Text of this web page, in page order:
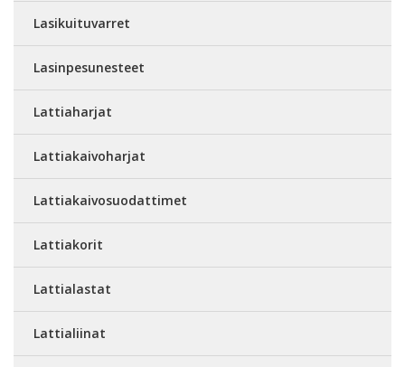
Lasikuituvarret
Lasinpesunesteet
Lattiaharjat
Lattiakaivoharjat
Lattiakaivosuodattimet
Lattiakorit
Lattialastat
Lattialiinat